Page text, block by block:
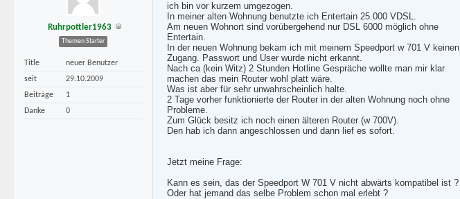
Ruhrpottler1963
Themen Starter
Title
neuer Benutzer
seit
29.10.2009
Beiträge
1
Danke
0
ich bin vor kurzem umgezogen.
In meiner alten Wohnung benutzte ich Entertain 25.000 VDSL.
Am neuen Wohnort sind vorübergehend nur DSL 6000 möglich ohne
Entertain.
In der neuen Wohnung bekam ich mit meinem Speedport w 701 V keinen
Zugang. Passwort und User wurde nicht erkannt.
Nach ca (kein Witz) 2 Stunden Hotline Gespräche wollte man mir klar
machen das mein Router wohl platt wäre.
Was ist aber für sehr unwahrscheinlich halte.
2 Tage vorher funktionierte der Router in der alten Wohnung noch ohne
Probleme.
Zum Glück besitz ich noch einen älteren Router (w 700V).
Den hab ich dann angeschlossen und dann lief es sofort.
Jetzt meine Frage:
Kann es sein, das der Speedport W 701 V nicht abwärts kompatibel ist ?
Oder hat jemand das selbe Problem schon mal erlebt ?